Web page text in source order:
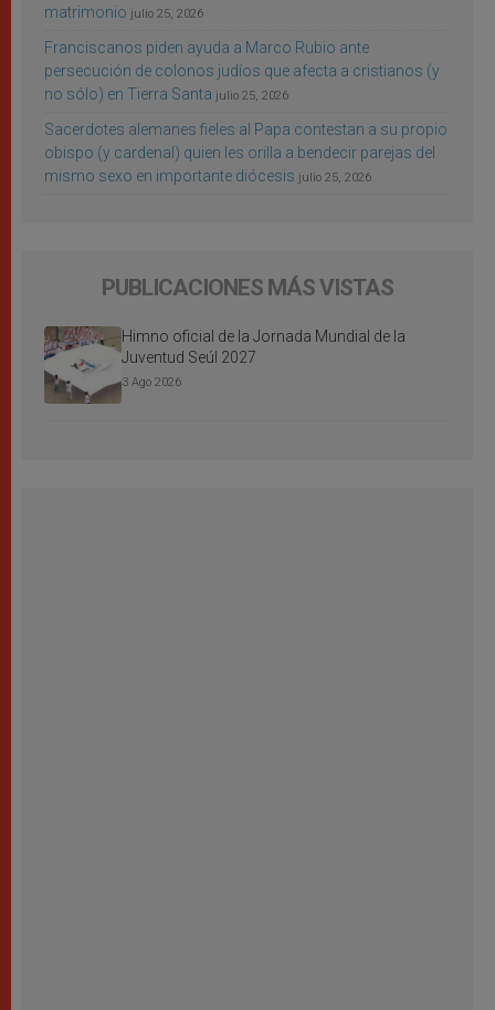
matrimonio julio 25, 2026
Franciscanos piden ayuda a Marco Rubio ante
persecución de colonos judíos que afecta a cristianos (y
no sólo) en Tierra Santa julio 25, 2026
Sacerdotes alemanes fieles al Papa contestan a su propio
obispo (y cardenal) quien les orilla a bendecir parejas del
mismo sexo en importante diócesis julio 25, 2026
PUBLICACIONES MÁS VISTAS
Himno oficial de la Jornada Mundial de la
Juventud Seúl 2027
3 Ago 2026